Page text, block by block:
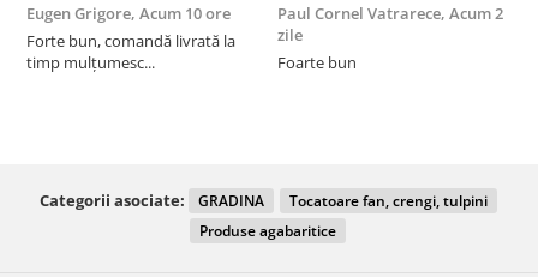
Eugen Grigore, Acum 10 ore
Forte bun, comandă livrată la
timp mulțumesc...
Paul Cornel Vatrarece, Acum 2
zile
Foarte bun
Categorii asociate: GRADINA
Tocatoare fan, crengi, tulpini
Produse agabaritice